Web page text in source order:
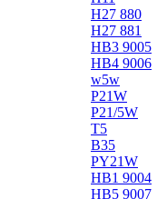
H27 880
H27 881
HB3 9005
HB4 9006
w5w
P21W
P21/5W
T5
B35
PY21W
HB1 9004
HB5 9007